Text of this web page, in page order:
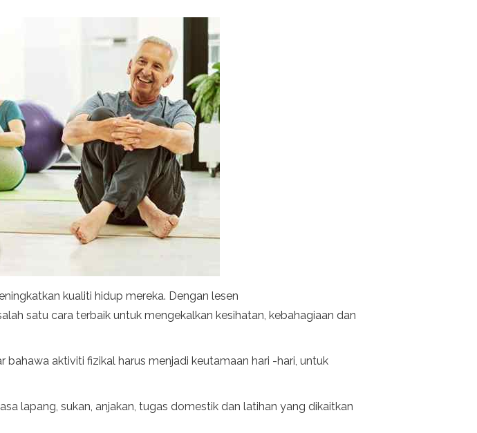
kualiti hidup mereka. Dengan lesen
satu cara terbaik untuk mengekalkan kesihatan, kebahagiaan dan
aktiviti fizikal harus menjadi keutamaan hari -hari, untuk
lapang, sukan, anjakan, tugas domestik dan latihan yang dikaitkan